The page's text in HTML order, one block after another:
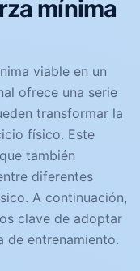
mínima
viable en un
ofrece una serie
transformar la
físico. Este
también
diferentes
A continuación,
clave de adoptar
de entrenamiento.